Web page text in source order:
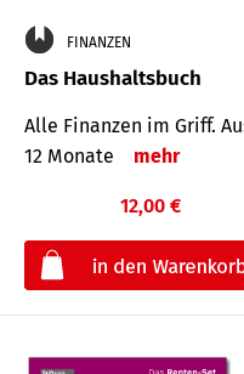
FINANZEN
Das Haushaltsbuch
Alle Finanzen im Griff.
12 Monate
mehr
12,00 €